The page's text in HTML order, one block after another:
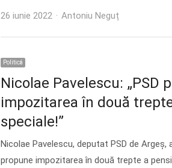
26 iunie 2022
Author
Antoniu Neguț
Politică
Nicolae Pavelescu: „PSD
impozitarea în două
speciale!”
Nicolae Pavelescu, deputat PSD de Argeș,
propune impozitarea în două trepte a